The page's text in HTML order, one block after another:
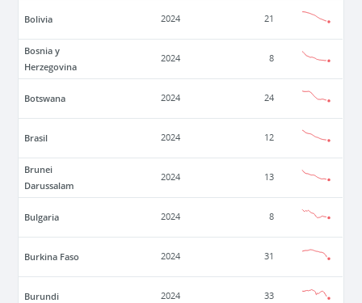
Bolivia 2024 21
Bosnia y
Herzegovina
2024 8
Botswana 2024 24
Brasil 2024 12
Brunei
Darussalam
2024 13
Bulgaria 2024 8
Burkina Faso 2024 31
Burundi 2024 33